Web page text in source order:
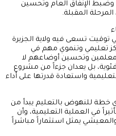
وضبط الإنفاق العام وتحسين
المرحلة المقبلة.
توقيت تسعى فيه ولاية الجزيرة
تعليمي وتنموي مهم في
وتحسين أوضاعهم لا
بل يعدان جزءاً من مشروع
واستعادة قدرتها على أداء
خطة للنهوض بالتعليم يبدأ من
في العملية التعليمية، وأن
يمثل استثماراً مباشراً